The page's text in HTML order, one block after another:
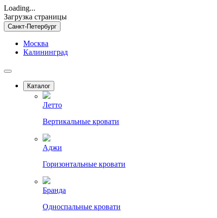
Loading...
Загрузка страницы
Санкт-Петербург
Москва
Калининград
Каталог
Летто
Вертикальные кровати
Аджи
Горизонтальные кровати
Бранда
Односпальные кровати